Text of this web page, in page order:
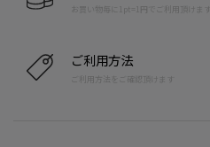
お買い物毎に1pt=1円でご利用頂けます
ご利用方法
ご利用方法をご確認頂けます